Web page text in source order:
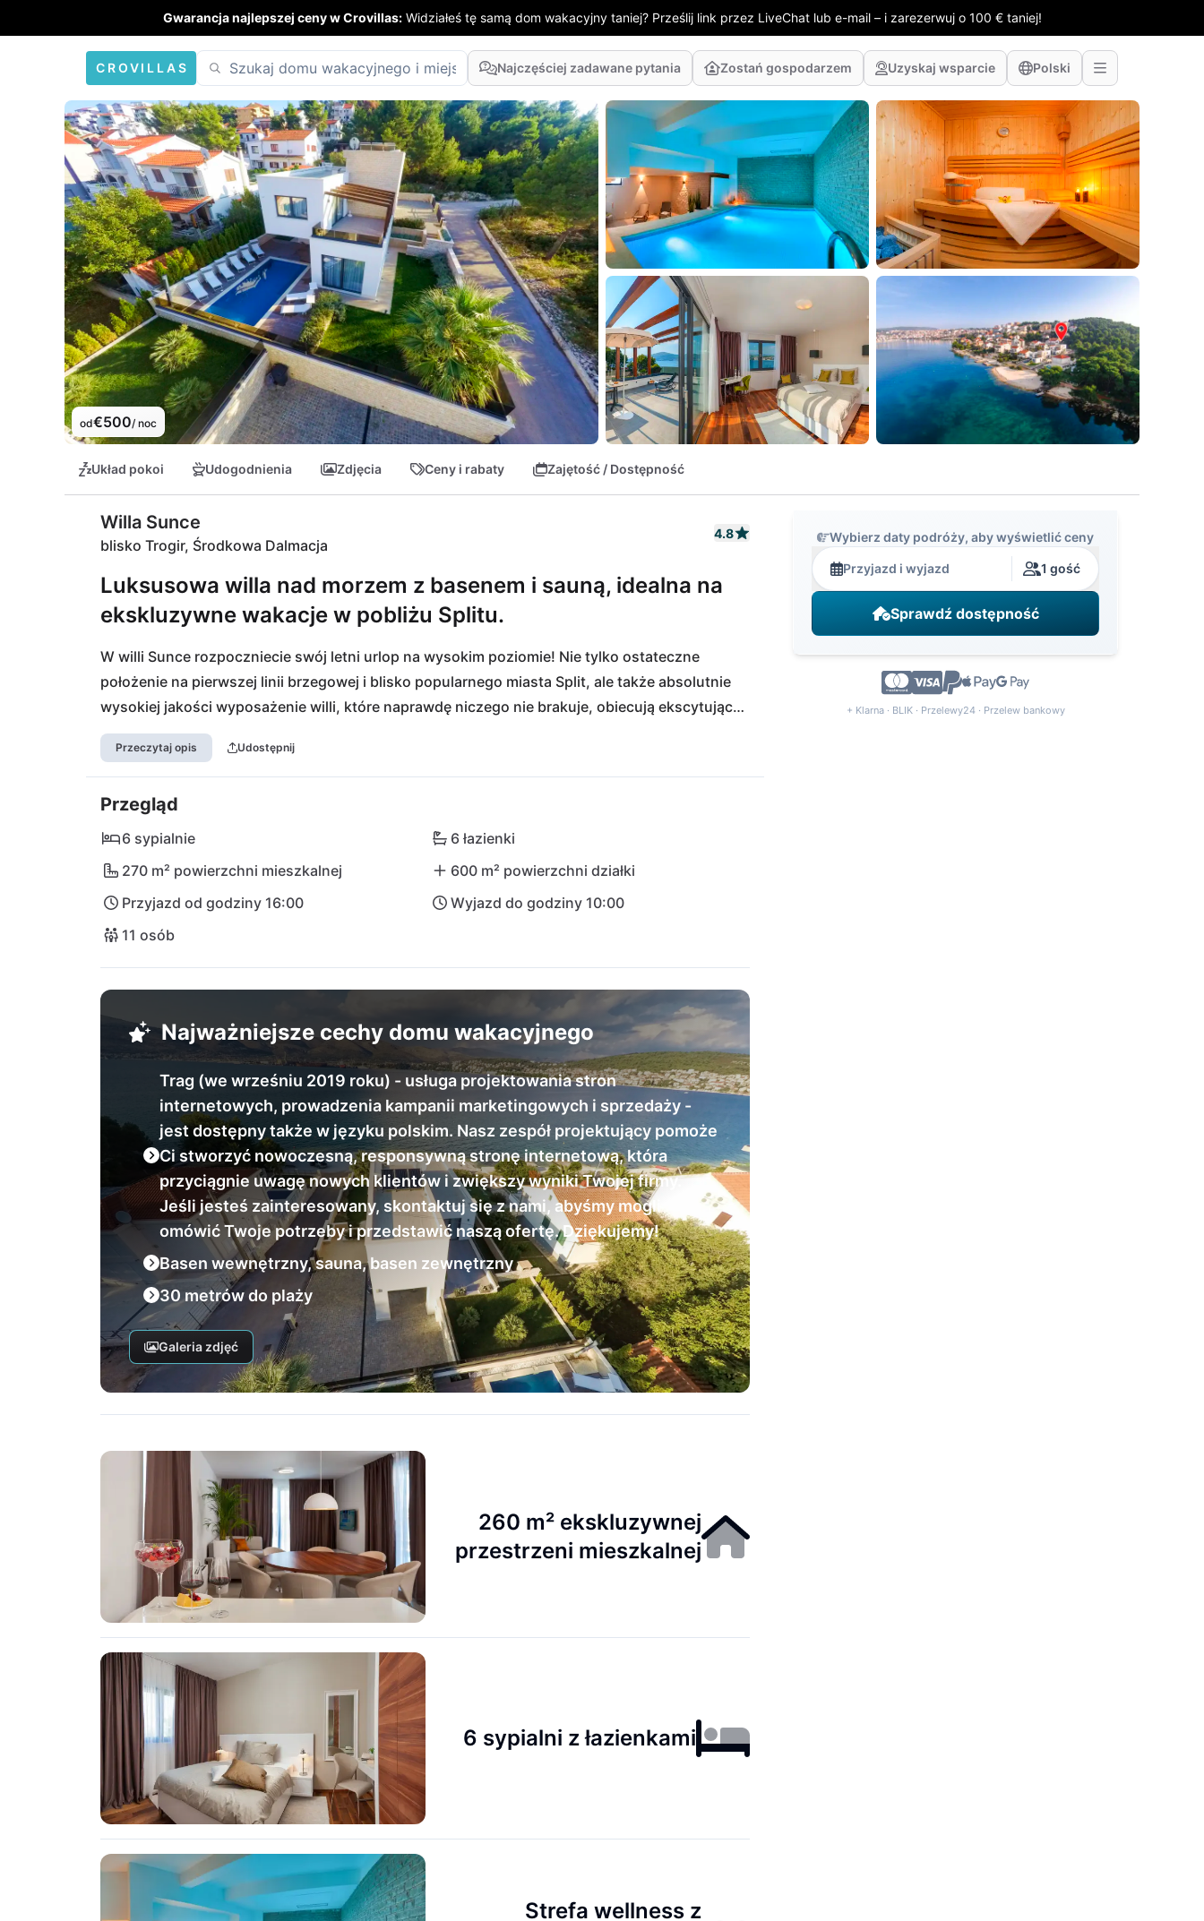
Gwarancja najlepszej ceny w Crovillas: Widziałeś tę samą dom wakacyjny taniej? Prześlij link przez LiveChat lub e-mail – i zarezerwuj o 100 € taniej!
CROVILLAS Najczęściej zadawane pytania Zostań gospodarzem Uzyskaj wsparcie Polski
od€500/ noc
Układ pokoi Udogodnienia Zdjęcia Ceny i rabaty Zajętość / Dostępność
Willa Sunce
blisko Trogir, Środkowa Dalmacja
4.8
Luksusowa willa nad morzem z basenem i sauną, idealna na
ekskluzywne wakacje w pobliżu Splitu.
W willi Sunce rozpoczniecie swój letni urlop na wysokim poziomie! Nie tylko ostateczne
położenie na pierwszej linii brzegowej i blisko popularnego miasta Split, ale także absolutnie
wysokiej jakości wyposażenie willi, które naprawdę niczego nie brakuje, obiecują ekscytujące
dni wakacyjne z waszymi najbliższymi. 2 km długa plaża Kopačańska znajduje się w
bezpośrednim sąsiedztwie i jest szczególnie popularna ze względu na różnorodną ofertę
sportów wodnych oraz liczne bary i restauracje. Miłośnicy kultury nie powinni przegapić
pięknego miasta portowego Trogir. 2000-letni malowniczy Stary Miasto emanuje wyjątkowym
urokiem i jest idealnym miejscem do spacerów. Drugie co do wielkości miasto Chorwacji, Split,
Split (SPU) tylko po 15 minutach jazdy samochodem.
Przeczytaj opis Udostępnij
Przegląd
6 sypialnie
6 łazienki
270 m² powierzchni mieszkalnej
600 m² powierzchni działki
Przyjazd od godziny 16:00
Wyjazd do godziny 10:00
11 osób
Najważniejsze cechy domu wakacyjnego
Trag (we wrześniu 2019 roku) - usługa projektowania stron
internetowych, prowadzenia kampanii marketingowych i sprzedaży -
jest dostępny także w języku polskim. Nasz zespół projektujący pomoże
Ci stworzyć nowoczesną, responsywną stronę internetową, która
przyciągnie uwagę nowych klientów i zwiększy wyniki Twojej firmy.
Jeśli jesteś zainteresowany, skontaktuj się z nami, abyśmy mogli
omówić Twoje potrzeby i przedstawić naszą ofertę. Dziękujemy!
Basen wewnętrzny, sauna, basen zewnętrzny
30 metrów do plaży
Galeria zdjęć
260 m² ekskluzywnej
przestrzeni mieszkalnej
6 sypialni z łazienkami
Strefa wellness z
Wybierz daty podróży, aby wyświetlić ceny
Przyjazd i wyjazd 1 gość
Sprawdź dostępność
+ Klarna · BLIK · Przelewy24 · Przelew bankowy